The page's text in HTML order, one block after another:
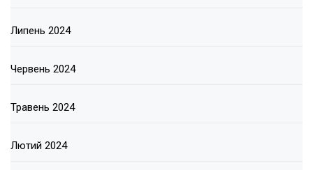
Липень 2024
Червень 2024
Травень 2024
Лютий 2024